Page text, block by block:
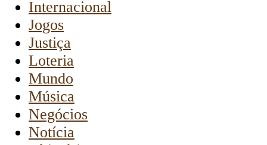
Internacional
Jogos
Justiça
Loteria
Mundo
Música
Negócios
Notícia